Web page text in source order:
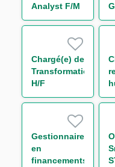
Analyst F/M
Chargé(e) de
Transformation
H/F
Gestionnaire
en
financements